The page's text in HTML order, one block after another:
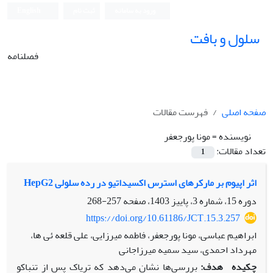
سلول و بافت
فصلنامه
صفحه اصلی
فهرست مقالات
نویسنده =مونا پورجعفر
تعداد مقالات:
1
اثر اپیوم بر مارکرهای استرس اکسیداتیو در رده سلولی HepG2
دوره 15، شماره 3، پاییز 1403، صفحه
257-268
https://doi.org/10.61186/JCT.15.3.257
ابراهیم عباسی، مونا پورجعفر، فاطمه میرزایی، علی قلعه ئی ‫ها،
مهرداد احمدی، سید سمیه میرزاجانی‬‬‬‬
چکیده هدف:بررسی‌ها نشان می‌دهد که تریاک پس از تنباکو